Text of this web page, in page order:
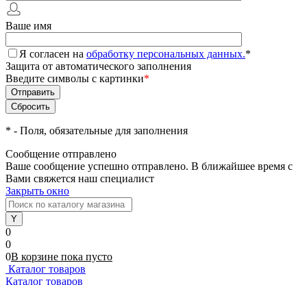
Ваше имя
Я согласен на обработку персональных данных.*
Защита от автоматического заполнения
Введите символы с картинки*
* - Поля, обязательные для заполнения
Сообщение отправлено
Ваше сообщение успешно отправлено. В ближайшее время с
Вами свяжется наш специалист
Закрыть окно
0
0
0В корзине пока пусто
Каталог товаров
Каталог товаров